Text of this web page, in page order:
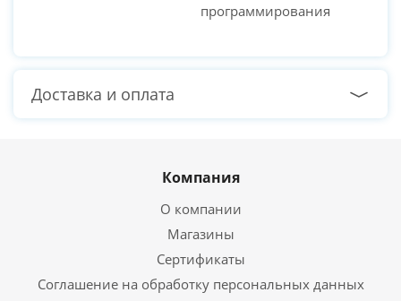
программирования
Доставка и оплата
Компания
О компании
Магазины
Сертификаты
Соглашение на обработку персональных данных